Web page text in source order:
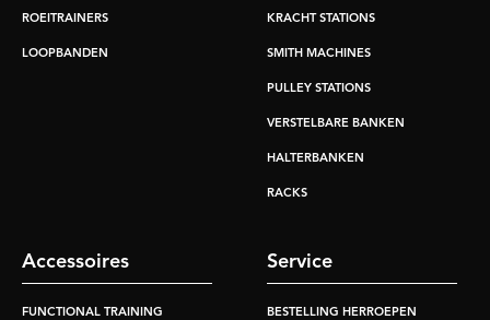
ROEITRAINERS
LOOPBANDEN
KRACHT STATIONS
SMITH MACHINES
PULLEY STATIONS
VERSTELBARE BANKEN
HALTERBANKEN
RACKS
Accessoires
FUNCTIONAL TRAINING
Service
BESTELLING HERROEPEN